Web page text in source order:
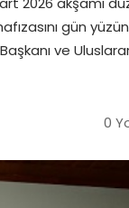
gün
ve
0